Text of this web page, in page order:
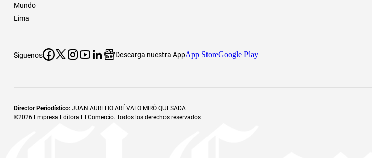
Mundo
Lima
Síguenos Descarga nuestra AppApp StoreGoogle Play
Director Periodístico: JUAN AURELIO ARÉVALO MIRÓ QUESADA
©2026 Empresa Editora El Comercio. Todos los derechos reservados